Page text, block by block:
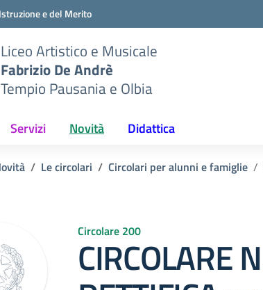
e del Merito
Liceo Artistico e Musicale
Fabrizio De Andrè
Tempio Pausania e Olbia
Servizi Novità Didattica
Le circolari Circolari per alunni e famiglie
Circolare 200
CIRCOLARE